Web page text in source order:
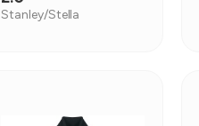
Stanley/Stella